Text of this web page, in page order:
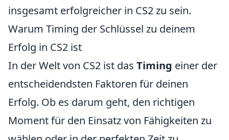
insgesamt erfolgreicher in CS2 zu sein.
Warum Timing der Schlüssel zu deinem
Erfolg in CS2 ist
In der Welt von CS2 ist das Timing einer der
entscheidendsten Faktoren für deinen
Erfolg. Ob es darum geht, den richtigen
Moment für den Einsatz von Fähigkeiten zu